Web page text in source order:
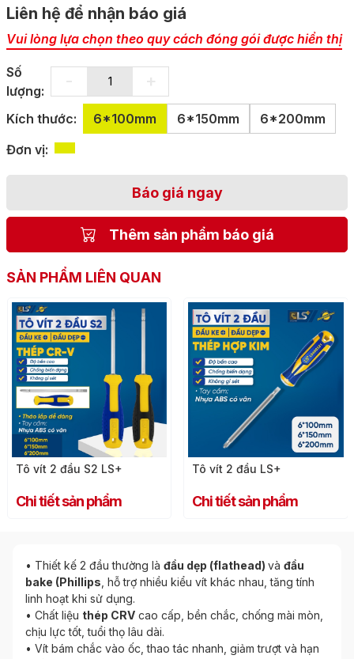
Liên hệ để nhận báo giá
Vui lòng lựa chọn theo quy cách đóng gói được hiển thị
Số
lượng:
Kích thước: 6*100mm 6*150mm
6*200mm
Đơn vị:
Báo giá ngay
Thêm sản phẩm báo giá
SẢN PHẨM LIÊN QUAN
Tô vít 2 đầu S2 LS+
Chi tiết sản phẩm
Tô vít 2 đầu LS+
Chi tiết sản phẩm
• Thiết kế 2 đầu thường là đầu dẹp (flathead) và đầu
bake (Phillips , hỗ trợ nhiều kiểu vít khác nhau, tăng tính
linh hoạt khi sử dụng.
• Chất liệu thép CRV cao cấp, bền chắc, chống mài mòn,
chịu lực tốt, tuổi thọ lâu dài.
• Vít bám chắc vào ốc, thao tác nhanh, giảm trượt và hạn